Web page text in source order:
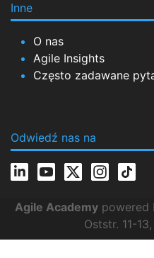
Inne
O nas
Agile Insights
Często zadawane
Odwiedź nas na
Agile Academy powered
Oststr. 11-